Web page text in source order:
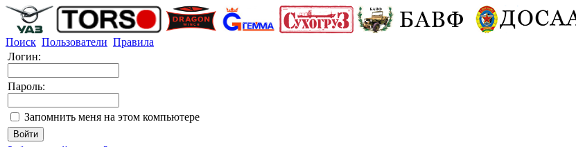
Поиск Пользователи Правила
Логин:
Пароль:
Запомнить меня на этом компьютере